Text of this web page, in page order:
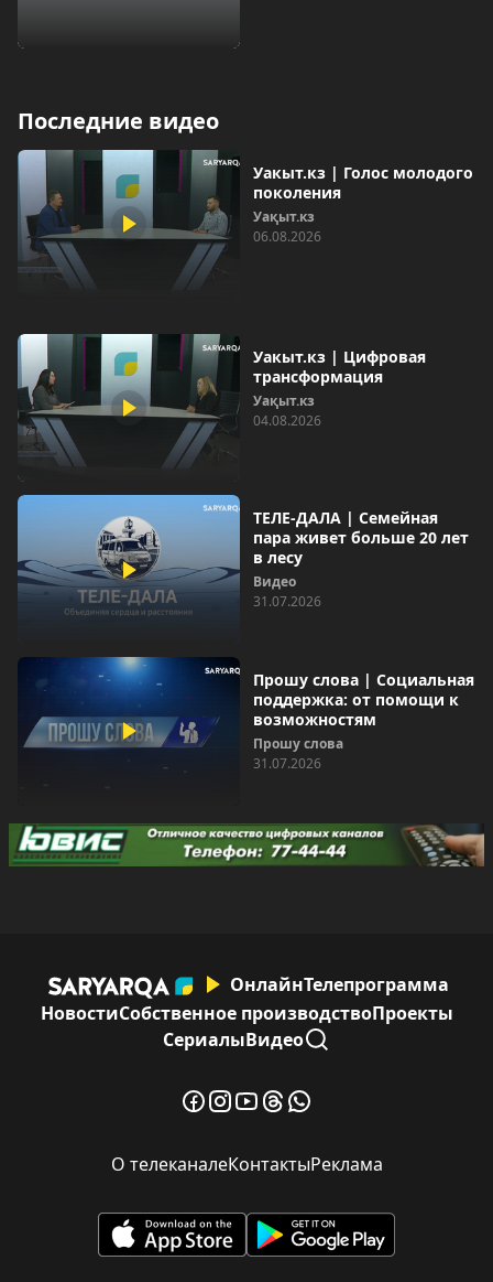
Последние видео
Уакыт.кз | Голос молодого
поколения
Уақыт.кз
06.08.2026
Уакыт.кз | Цифровая
трансформация
Уақыт.кз
04.08.2026
ТЕЛЕ-ДАЛА | Семейная
пара живет больше 20 лет
в лесу
Видео
31.07.2026
Прошу слова | Социальная
поддержка: от помощи к
возможностям
Прошу слова
31.07.2026
ОнлайнТелепрограмма
НовостиСобственное производствоПроекты
СериалыВидео
О телеканалеКонтактыРеклама